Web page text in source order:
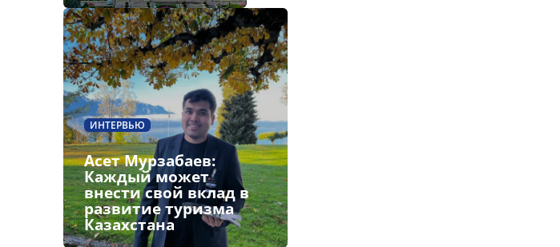
ИНТЕРВЬЮ
Асет Мурзабаев:
Каждый может
внести свой вклад в
развитие туризма
Казахстана